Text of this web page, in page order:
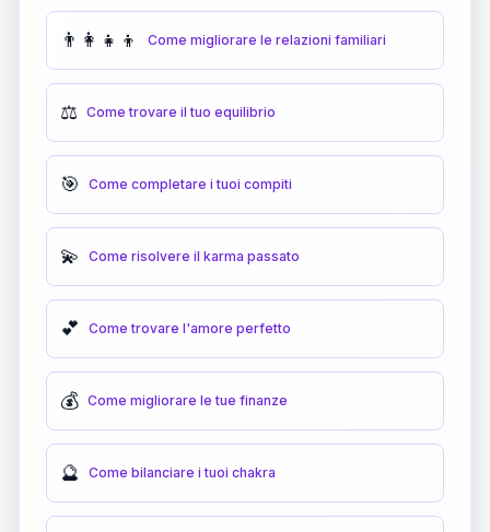
👨‍👩‍👧‍👦 Come migliorare le relazioni familiari
⚖️ Come trovare il tuo equilibrio
🎯 Come completare i tuoi compiti
💫 Come risolvere il karma passato
💕 Come trovare l'amore perfetto
💰 Come migliorare le tue finanze
🔮 Come bilanciare i tuoi chakra